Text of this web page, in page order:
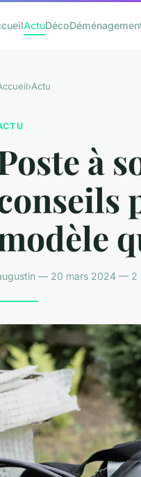
ActuDéco
›Actu
à
— 20 mars 2024 — 2